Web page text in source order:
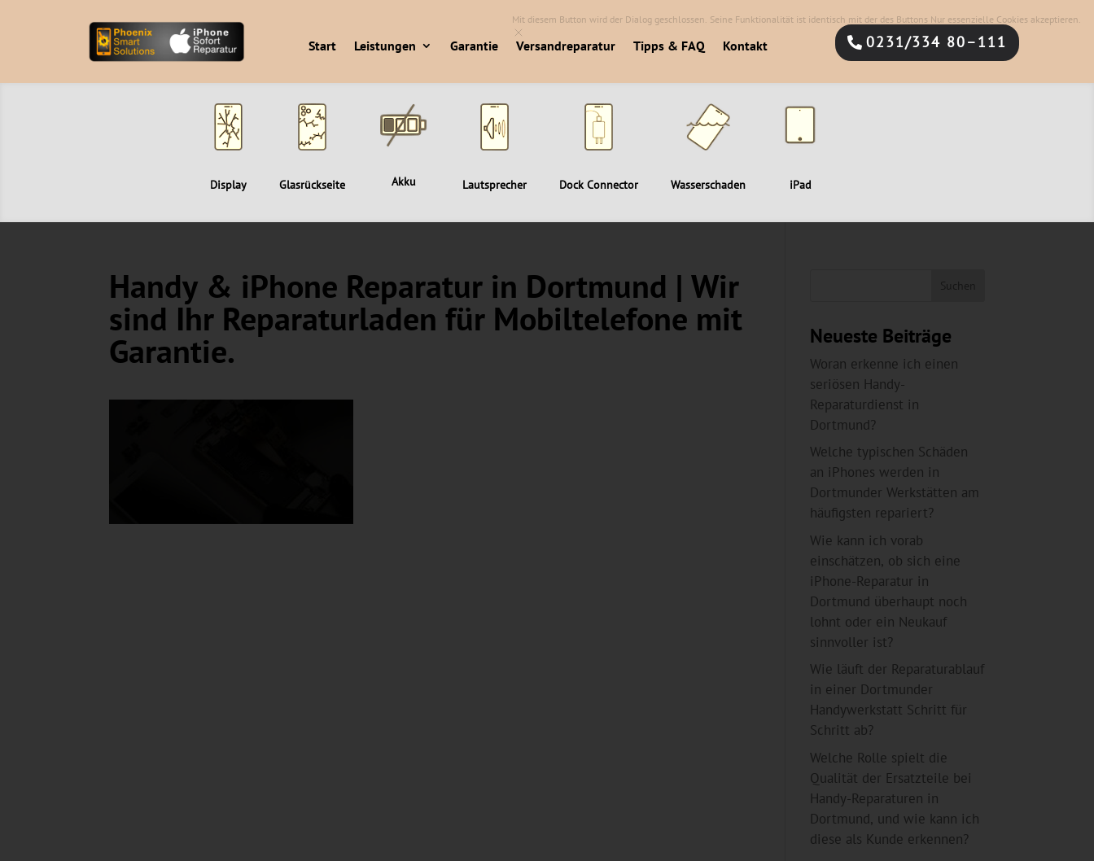
Start Leistungen Garantie Versandreparatur Tipps & FAQ Kontakt 0231/334 80–111
Display Glasrückseite Akku Lautsprecher Dock Connector Wasserschaden iPad
Handy & iPhone Reparatur in Dortmund | Wir
sind Ihr Reparaturladen für Mobiltelefone mit
Garantie. Neueste Beiträge
Woran erkenne ich einen
seriösen Handy-
Reparaturdienst in
Dortmund?
Welche typischen Schäden
an iPhones werden in
Dortmunder Werkstätten am
häufigsten repariert?
Wie kann ich vorab
einschätzen, ob sich eine
iPhone-Reparatur in
Dortmund überhaupt noch
lohnt oder ein Neukauf
sinnvoller ist?
Wie läuft der Reparaturablauf
in einer Dortmunder
Handywerkstatt Schritt für
Schritt ab?
Welche Rolle spielt die
Qualität der Ersatzteile bei
Handy-Reparaturen in
Dortmund, und wie kann ich
diese als Kunde erkennen?
Mit diesem Button wird der Dialog geschlossen. Seine Funktionalität ist identisch mit der des Buttons Nur essenzielle Cookies akzeptieren.